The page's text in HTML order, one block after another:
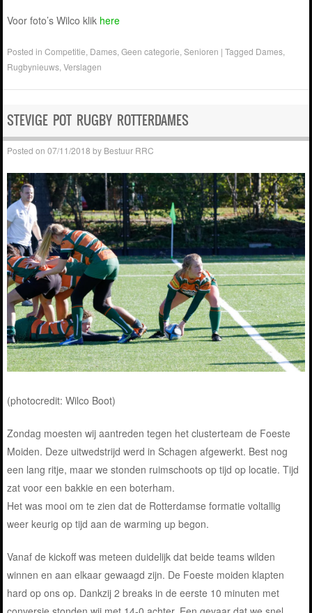
Voor foto’s Wilco klik here
Posted inCompetitie Dames ,Geen categorie ,Senioren |Tagged Dames
Rugbynieuws ,Verslagen
STEVIGE POT RUGBY ROTTERDAMES
Posted on07/11/2018 by Bestuur RRC
(photocredit: Wilco Boot)
Zondag moesten wij aantreden tegen het clusterteam de Foeste
Moiden. Deze uitwedstrijd werd in Schagen afgewerkt. Best nog
een lang ritje, maar we stonden ruimschoots op tijd op locatie. Tijd
zat voor een bakkie en een boterham.
Het was mooi om te zien dat de Rotterdamse formatie voltallig
weer keurig op tijd aan de warming up begon.
Vanaf de kickoff was meteen duidelijk dat beide teams wilden
winnen en aan elkaar gewaagd zijn. De Foeste moiden klapten
hard op ons op. Dankzij 2 breaks in de eerste 10 minuten met